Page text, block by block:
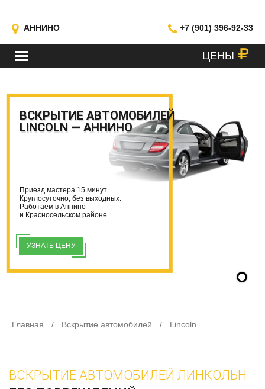
АННИНО +7 (901) 396-92-33
МЕНЮ ЦЕНЫ
ВСКРЫТИЕ АВТОМОБИЛЕЙ
LINCOLN — АННИНО
Приезд мастера 15 минут.
Круглосуточно, без выходных.
Работаем в Аннино
и Красносельском районе
УЗНАТЬ ЦЕНУ
Главная / Вскрытие автомобилей / Lincoln
ВСКРЫТИЕ АВТОМОБИЛЕЙ ЛИНКОЛЬН